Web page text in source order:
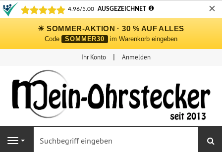
✕
☀ SOMMER-AKTION · 30 % AUF ALLES
Code SOMMER30 im Warenkorb eingeben
Ihr Konto Anmelden
Navigation